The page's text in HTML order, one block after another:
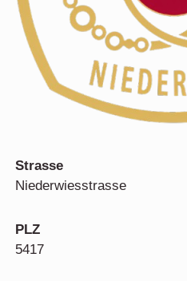
Strasse
Niederwiesstrasse
PLZ
5417